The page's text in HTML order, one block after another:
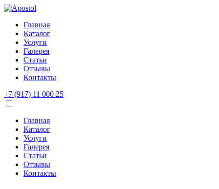
Главная
Каталог
Услуги
Галерея
Статьи
Отзывы
Контакты
+7 (917) 11 000 25
Главная
Каталог
Услуги
Галерея
Статьи
Отзывы
Контакты